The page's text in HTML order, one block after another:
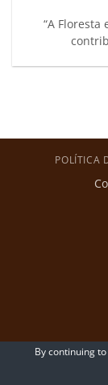
“A
POLÍTICA
By continuing